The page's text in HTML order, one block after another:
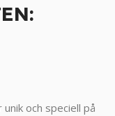
och speciell på